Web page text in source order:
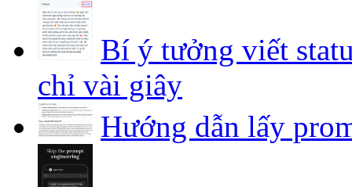
Bí ý tưởng viết
chỉ vài giây
Hướng dẫn lấy